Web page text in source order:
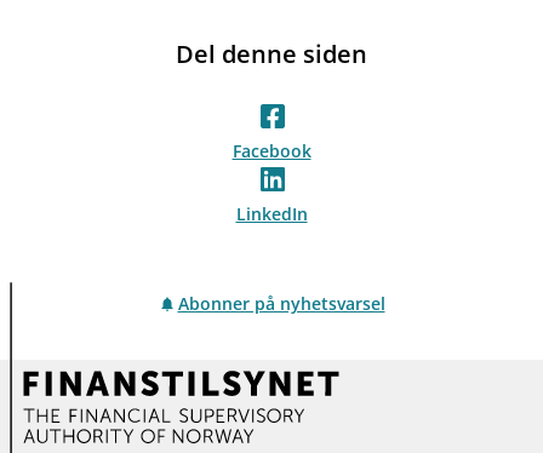
Del denne siden
Facebook
LinkedIn
Abonner på nyhetsvarsel